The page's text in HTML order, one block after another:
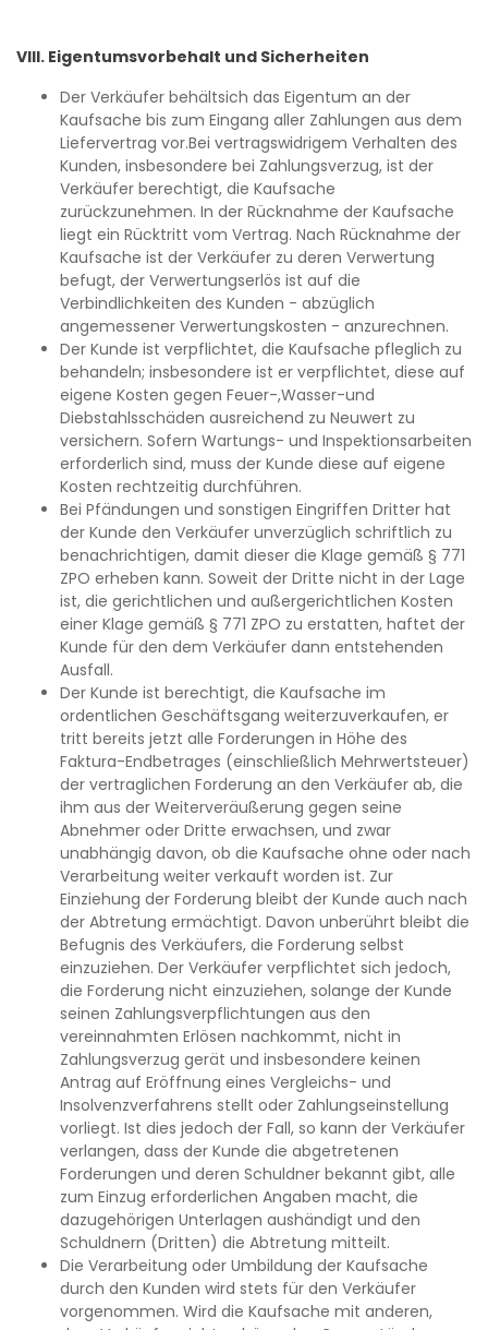
VIII. Eigentumsvorbehalt und Sicherheiten
Der Verkäufer behältsich das Eigentum an der
Kaufsache bis zum Eingang aller Zahlungen aus dem
Liefervertrag vor.Bei vertragswidrigem Verhalten des
Kunden, insbesondere bei Zahlungsverzug, ist der
Verkäufer berechtigt, die Kaufsache
zurückzunehmen. In der Rücknahme der Kaufsache
liegt ein Rücktritt vom Vertrag. Nach Rücknahme der
Kaufsache ist der Verkäufer zu deren Verwertung
befugt, der Verwertungserlös ist auf die
Verbindlichkeiten des Kunden - abzüglich
angemessener Verwertungskosten - anzurechnen.
Der Kunde ist verpflichtet, die Kaufsache pfleglich zu
behandeln; insbesondere ist er verpflichtet, diese auf
eigene Kosten gegen Feuer-,Wasser-und
Diebstahlsschäden ausreichend zu Neuwert zu
versichern. Sofern Wartungs- und Inspektionsarbeiten
erforderlich sind, muss der Kunde diese auf eigene
Kosten rechtzeitig durchführen.
Bei Pfändungen und sonstigen Eingriffen Dritter hat
der Kunde den Verkäufer unverzüglich schriftlich zu
benachrichtigen, damit dieser die Klage gemäß § 771
ZPO erheben kann. Soweit der Dritte nicht in der Lage
ist, die gerichtlichen und außergerichtlichen Kosten
einer Klage gemäß § 771 ZPO zu erstatten, haftet der
Kunde für den dem Verkäufer dann entstehenden
Ausfall.
Der Kunde ist berechtigt, die Kaufsache im
ordentlichen Geschäftsgang weiterzuverkaufen, er
tritt bereits jetzt alle Forderungen in Höhe des
Faktura-Endbetrages (einschließlich Mehrwertsteuer)
der vertraglichen Forderung an den Verkäufer ab, die
ihm aus der Weiterveräußerung gegen seine
Abnehmer oder Dritte erwachsen, und zwar
unabhängig davon, ob die Kaufsache ohne oder nach
Verarbeitung weiter verkauft worden ist. Zur
Einziehung der Forderung bleibt der Kunde auch nach
der Abtretung ermächtigt. Davon unberührt bleibt die
Befugnis des Verkäufers, die Forderung selbst
einzuziehen. Der Verkäufer verpflichtet sich jedoch,
die Forderung nicht einzuziehen, solange der Kunde
seinen Zahlungsverpflichtungen aus den
vereinnahmten Erlösen nachkommt, nicht in
Zahlungsverzug gerät und insbesondere keinen
Antrag auf Eröffnung eines Vergleichs- und
Insolvenzverfahrens stellt oder Zahlungseinstellung
vorliegt. Ist dies jedoch der Fall, so kann der Verkäufer
verlangen, dass der Kunde die abgetretenen
Forderungen und deren Schuldner bekannt gibt, alle
zum Einzug erforderlichen Angaben macht, die
dazugehörigen Unterlagen aushändigt und den
Schuldnern (Dritten) die Abtretung mitteilt.
Die Verarbeitung oder Umbildung der Kaufsache
durch den Kunden wird stets für den Verkäufer
vorgenommen. Wird die Kaufsache mit anderen,